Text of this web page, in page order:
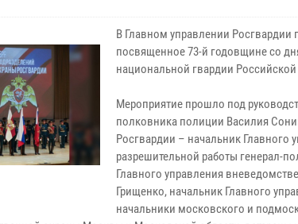
В Главном управлении
посвященное 73-й годовщине со
национальной гвардии
Мероприятие прошло под
полковника полиции Василия
Росгвардии – начальник Главного
разрешительной работы генерал-
Главного управления
Грищенко, начальник Главного
начальники московского и